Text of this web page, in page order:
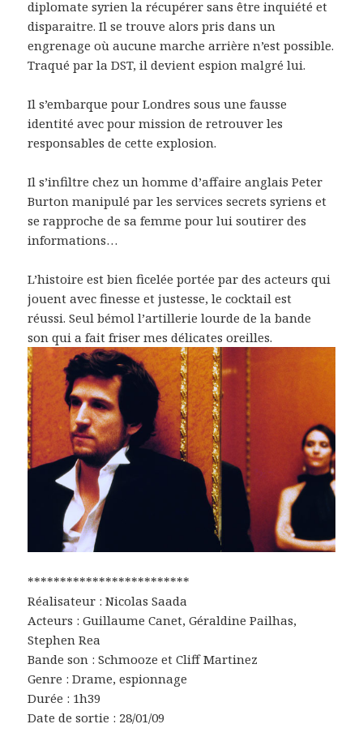
diplomate syrien la récupérer sans être inquiété et
disparaitre. Il se trouve alors pris dans un
engrenage où aucune marche arrière n’est possible.
Traqué par la DST, il devient espion malgré lui.
Il s’embarque pour Londres sous une fausse
identité avec pour mission de retrouver les
responsables de cette explosion.
Il s’infiltre chez un homme d’affaire anglais Peter
Burton manipulé par les services secrets syriens et
se rapproche de sa femme pour lui soutirer des
informations…
L’histoire est bien ficelée portée par des acteurs qui
jouent avec finesse et justesse, le cocktail est
réussi. Seul bémol l’artillerie lourde de la bande
son qui a fait friser mes délicates oreilles.
*************************
Réalisateur : Nicolas Saada
Acteurs : Guillaume Canet, Géraldine Pailhas,
Stephen Rea
Bande son : Schmooze et Cliff Martinez
Genre : Drame, espionnage
Durée : 1h39
Date de sortie : 28/01/09